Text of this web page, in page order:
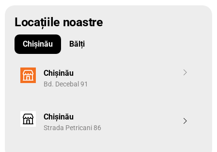
Locațiile noastre
Chișinău Bălți
Chișinău
Bd. Decebal 91
Chișinău
Strada Petricani 86